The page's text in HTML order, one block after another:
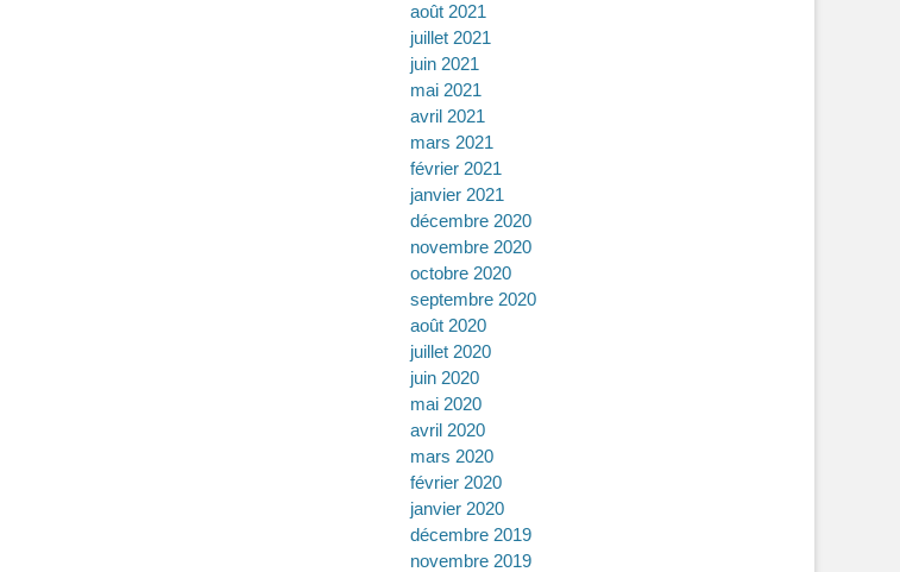
août 2021
juillet 2021
juin 2021
mai 2021
avril 2021
mars 2021
février 2021
janvier 2021
décembre 2020
novembre 2020
octobre 2020
septembre 2020
août 2020
juillet 2020
juin 2020
mai 2020
avril 2020
mars 2020
février 2020
janvier 2020
décembre 2019
novembre 2019